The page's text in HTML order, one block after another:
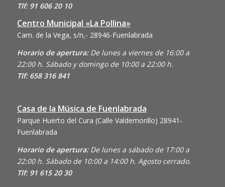
Tlf: 91 606 20 10
Centro Municipal «La Pollina»
Cam. de la Vega, s/n,- 28946-Fuenlabrada
Horario de apertura: De lunes a viernes de 16:00 a
22:00 h. Sábado y domingo de 10:00 a 22:00 h.
Tlf: 658 316 841
Casa de la Música de Fuenlabrada
Parque Huerto del Cura (Calle Valdemorillo) 28941-
Fuenlabrada
Horario de apertura: De lunes a sábado de 17:00 a
22:00 h. Sábado de 10:00 a 14:00 h. Agosto cerrado.
Tlf: 91 615 20 30